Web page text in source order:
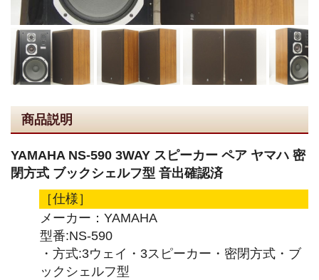
商品説明
YAMAHA NS-590 3WAY スピーカー ペア ヤマハ 密
閉方式 ブックシェルフ型 音出確認済
［仕様］
メーカー：YAMAHA
型番:NS-590
・方式:3ウェイ・3スピーカー・密閉方式・ブ
ックシェルフ型